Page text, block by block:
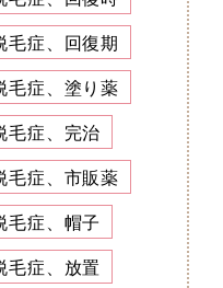
毛症、回復期
毛症、塗り薬
毛症、完治
毛症、市販薬
毛症、帽子
毛症、放置